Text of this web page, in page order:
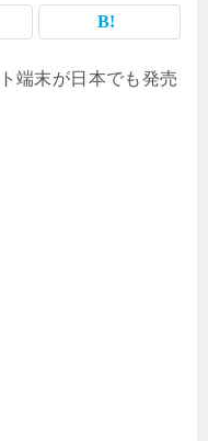
端末が日本でも発売